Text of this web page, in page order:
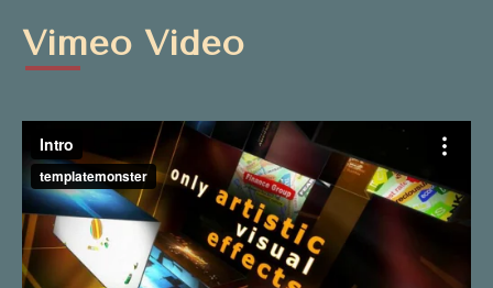
Vimeo Video